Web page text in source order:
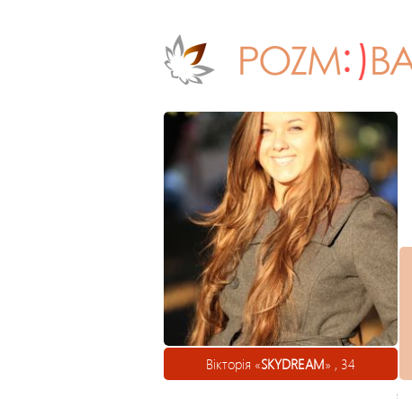
Вікторія «SKYDREAM» , 34